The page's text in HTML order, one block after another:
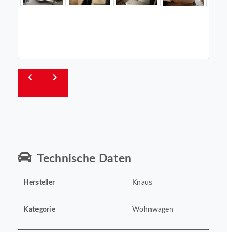
Technische Daten
Hersteller Knaus
Kategorie Wohnwagen